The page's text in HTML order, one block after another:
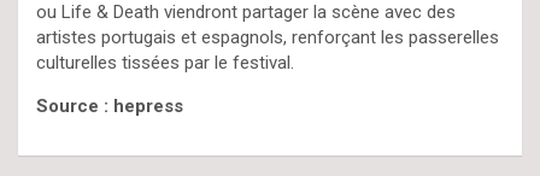
ou Life & Death viendront partager la scène avec des
artistes portugais et espagnols, renforçant les passerelles
culturelles tissées par le festival.
Source : hepress